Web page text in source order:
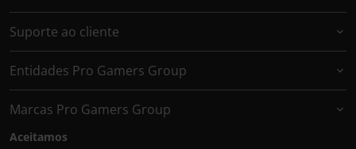
Suporte ao cliente
Entidades Pro Gamers Group
Marcas Pro Gamers Group
Aceitamos